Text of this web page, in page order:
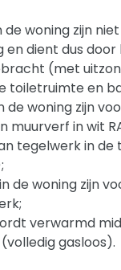
woning zijn
en dient dus
(met
toiletruimte en
de woning zijn
muurverf in wit
tegelwerk in
de woning zijn
verwarmd
gasloos).